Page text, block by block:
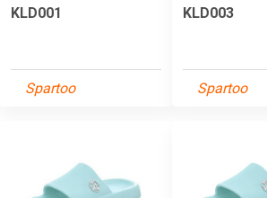
KLD001
Spartoo
KLD003
Spartoo